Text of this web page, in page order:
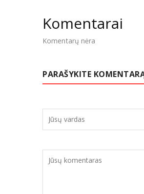
Komentarai
Komentarų nėra
PARAŠYKITE